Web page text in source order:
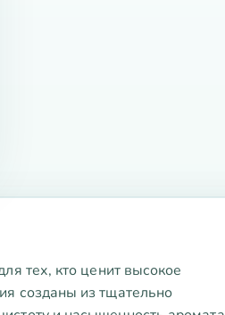
тех, кто ценит высокое
созданы из тщательно